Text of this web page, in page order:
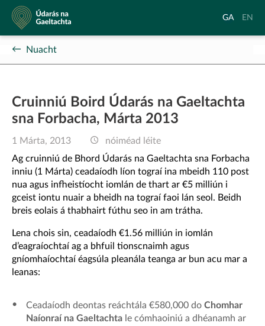
Údarás
na
Gaeltachta
Aistrigh
Gaeilge
GA
to
EN
Nuacht
Cruinniú Boird Údarás na Gaeltachta
sna Forbacha, Márta 2013
1 Márta, 2013
nóiméad léite
Ag cruinniú de Bhord Údarás na Gaeltachta sna Forbacha
inniu (1 Márta) ceadaíodh líon tograí ina mbeidh 110 post
nua agus infheistíocht iomlán de thart ar €5 milliún i
gceist iontu nuair a bheidh na tograí faoi lán seol. Beidh
breis eolais á thabhairt fúthu seo in am trátha.
Lena chois sin, ceadaíodh €1.56 milliún in iomlán
d’eagraíochtaí ag a bhfuil tionscnaimh agus
gníomhaíochtaí éagsúla pleanála teanga ar bun acu mar a
leanas:
Ceadaíodh deontas reáchtála €580,000 do Chomhar
Naíonraí na Gaeltachta le cómhaoiniú a dhéanamh ar